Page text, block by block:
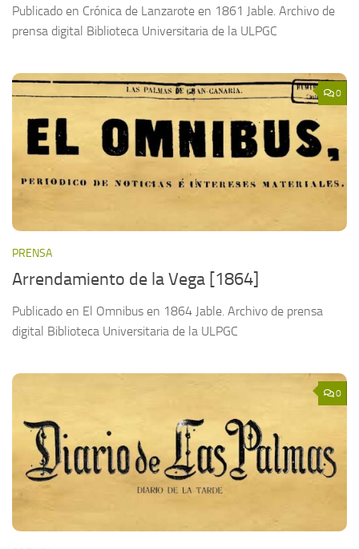
Publicado en Crónica de Lanzarote en 1861 Jable. Archivo de
prensa digital Biblioteca Universitaria de la ULPGC
0
PRENSA
Arrendamiento de la Vega [1864]
Publicado en El Omnibus en 1864 Jable. Archivo de prensa
digital Biblioteca Universitaria de la ULPGC
0